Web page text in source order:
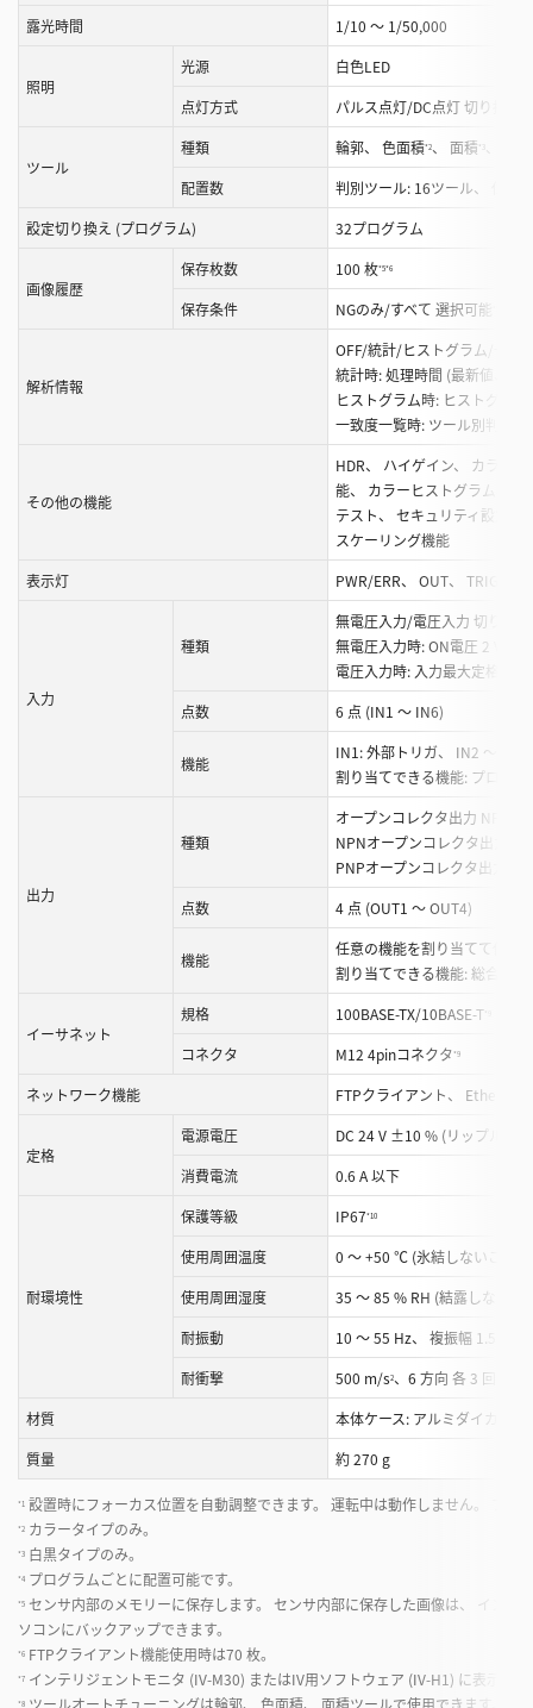
露光時間 1/10 ～ 1/50,000
照明
光源
白色LED
点灯方式
パルス点灯/DC点灯 切り換え
ツール
種類 輪郭、 色面積*2、 面積 *3
配置数
判別ツール: 16ツール、 位置
設定切り換え (プログラム)
32プログラム
画像履歴
保存枚数 100 枚*5*6
保存条件 NGのみ/すべて 選択可能
解析情報
OFF/統計/ヒストグラム/一致
統計時: 処理時間 (最新値、
ヒストグラム時: ヒストグラ
一致度一覧時: ツール別判別
その他の機能
HDR、 ハイゲイン、 カラーフ
能、 カラーヒストグラム機能
テスト、 セキュリティ設定、
スケーリング機能
表示灯
PWR/ERR、 OUT、 TRIG、
入力
種類
無電圧入力/電圧入力 切り換
無電圧入力時: ON電圧 2 V以
電圧入力時: 入力最大定格
点数
6 点 (IN1 ～ IN6)
機能
IN1: 外部トリガ、 IN2 ～
割り当てできる機能: プログ
出力
種類
オープンコレクタ出力 NPN/
NPNオープンコレクタ出力時
PNPオープンコレクタ出力時:
点数
4 点 (OUT1 ～ OUT4)
機能
任意の機能を割り当てて使用
割り当てできる機能: 総合判
イーサネット
規格 100BASE-TX/10BASE-T
コネクタ M12 4pinコネクタ *9
ネットワーク機能 FTPクライアント、
定格
電源電圧
DC 24 V ±10 % (リップル含
消費電流
0.6 A 以下
耐環境性
保護等級 IP67*10
使用周囲温度
0 ～ +50 ℃ (氷結しないこと)
使用周囲湿度
35 ～ 85 % RH (結露しないこ
耐振動
10 ～ 55 Hz、 複振幅 1.5 mm
耐衝撃
500 m/s2、6 方向 各 3 回
材質
本体ケース: アルミダイカス
質量
約 270 g
*1 設置時にフォーカス位置を自動調整できます。 運転中は動作しません。 プロ
*2 カラータイプのみ。
*3 白黒タイプのみ。
*4 プログラムごとに配置可能です。
*5 センサ内部のメモリーに保存します。 センサ内部に保存した画像は、 イン
ソコンにバックアップできます。
*6 FTPクライアント機能使用時は70 枚。
*7 インテリジェントモニタ (IV-M30) またはIV用ソフトウェア (IV-H1) に表示でき
*8 ツールオートチューニングは輪郭、 色面積、 面積ツールで使用できます。